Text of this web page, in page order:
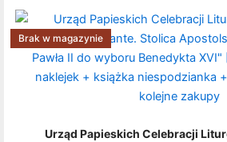
Urząd Papieskich Celebracji
Brak w magazynie